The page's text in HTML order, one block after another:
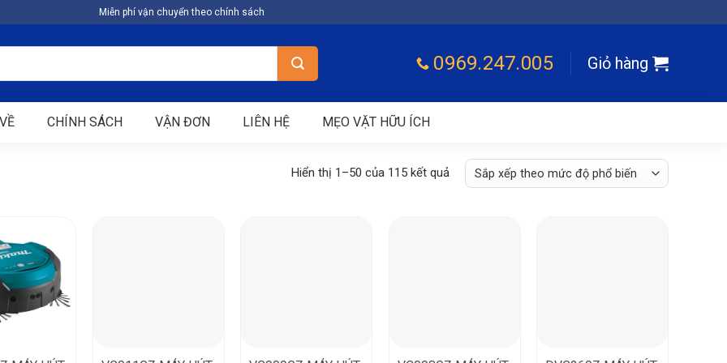
Miễn phí vận chuyển theo chính sách
0969.247.005 Giỏ hàng
CHÍNH SÁCH VẬN ĐƠN LIÊN HỆ MẸO VẶT HỮU ÍCH
Hiển thị 1–50 của 115 kết quả